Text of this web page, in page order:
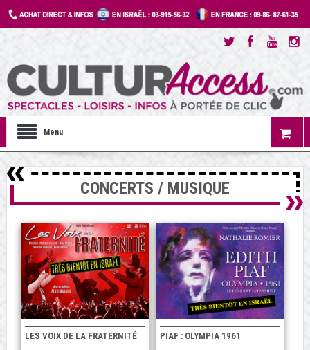
Menu
CONCERTS / MUSIQUE
LES VOIX DE LA FRATERNITÉ PIAF : OLYMPIA 1961